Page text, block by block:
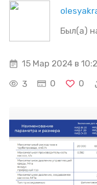
Был(а)
15 Мар 2024 в
3
0 0